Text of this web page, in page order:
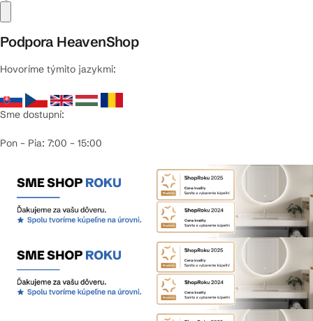
Podpora HeavenShop
Hovoríme týmito jazykmi:
Sme dostupní:
Pon – Pia: 7:00 – 15:00